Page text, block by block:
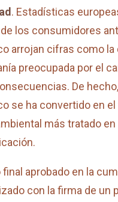
. Estadísticas
los consumidores
arrojan cifras como la
preocupada por el
De
se ha convertido en el
más tratado
final aprobado en la
con la firma de un